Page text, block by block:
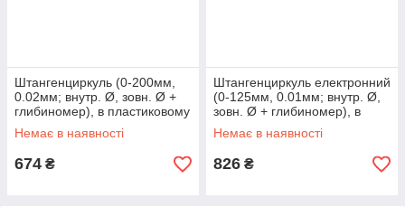
Штангенциркуль (0-200мм,
0.02мм; внутр. Ø, зовн. Ø +
глибиномер), в пластиковому
футлярі
Немає в наявності
674 ₴
Штангенциркуль електронний
(0-125мм, 0.01мм; внутр. Ø,
зовн. Ø + глибиномер), в
пластиковому футляр
Немає в наявності
826 ₴